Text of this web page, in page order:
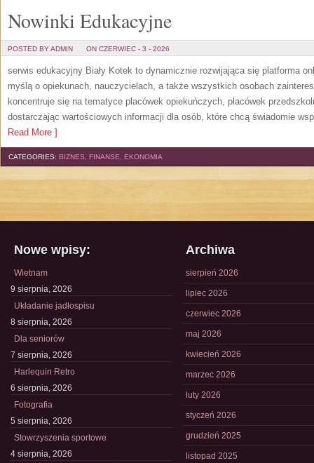
Nowinki Edukacyjne
POSTED BY ADMIN ON CZERWIEC - 3 - 2026
serwis edukacyjny Biały Kotek to dynamicznie rozwijająca się platforma
myślą o opiekunach, nauczycielach, a także wszystkich osobach
koncentruje się na tematyce placówek opiekuńczych, placówek
dostarczając wartościowych informacji dla osób, które chcą świadomie
Read More ]
CATEGORIES: BIZNES, FINANSE, EKONOMIA
Nowe wpisy:
Wietnam
9 sierpnia, 2026
Układanie jadłospisu
8 sierpnia, 2026
Dla seniorów
7 sierpnia, 2026
Harlequin Retro
6 sierpnia, 2026
Fotografia
5 sierpnia, 2026
Stowrzyszenia sportowe
4 sierpnia, 2026
Archiwa
sierpień 2026
lipiec 2026
czerwiec 2026
maj 2026
kwiecień 2026
marzec 2026
luty 2026
styczeń 2026
grudzień 2025
listopad 2025